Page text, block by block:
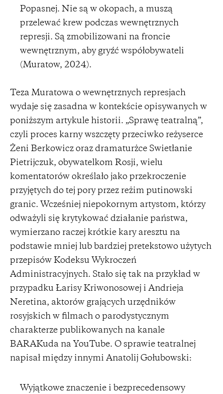
Popasnej. Nie są w okopach, a muszą
przelewać krew podczas wewnętrznych
represji. Są zmobilizowani na froncie
wewnętrznym, aby gryźć współobywateli
(Muratow, 2024).
Teza Muratowa o wewnętrznych represjach
wydaje się zasadna w kontekście opisywanych w
poniższym artykule historii. „Sprawę teatralną”,
czyli proces karny wszczęty przeciwko reżyserce
Żeni Berkowicz oraz dramaturżce Swietłanie
Pietrijczuk, obywatelkom Rosji, wielu
komentatorów określało jako przekroczenie
przyjętych do tej pory przez reżim putinowski
granic. Wcześniej niepokornym artystom, którzy
odważyli się krytykować działanie państwa,
wymierzano raczej krótkie kary aresztu na
podstawie mniej lub bardziej pretekstowo użytych
przepisów Kodeksu Wykroczeń
Administracyjnych. Stało się tak na przykład w
przypadku Łarisy Kriwonosowej i Andrieja
Neretina, aktorów grających urzędników
rosyjskich w filmach o parodystycznym
charakterze publikowanych na kanale
BARAKuda na YouTube. O sprawie teatralnej
napisał między innymi Anatolij Gołubowski:
Wyjątkowe znaczenie i bezprecedensowy